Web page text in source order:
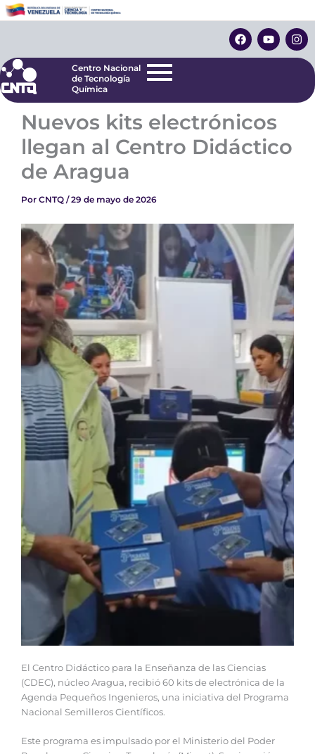
al
F
a
c
o
k
Y
o
u
e
I
n
s
r
Centro Nacional
de Tecnología
Centro Nacional
de Tecnología
Química
Nuevos kits electrónicos
llegan al Centro Didáctico
de Aragua
Por CNTQ /29 de mayo de 2026
El Centro Didáctico para la Enseñanza de las Ciencias
(CDEC), núcleo Aragua, recibió 60 kits de electrónica de la
Agenda Pequeños Ingenieros, una iniciativa del Programa
Nacional Semilleros Científicos.
Este programa es impulsado por el Ministerio del Poder